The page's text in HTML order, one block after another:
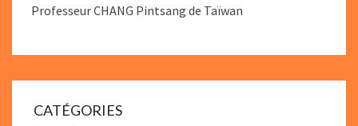
Professeur CHANG Pintsang de Taïwan
CATÉGORIES